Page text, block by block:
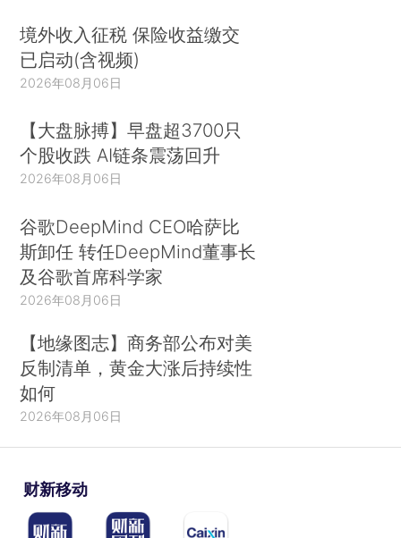
境外收入征税 保险收益缴交
已启动(含视频)
2026年08月06日
【大盘脉搏】早盘超3700只
个股收跌 AI链条震荡回升
2026年08月06日
谷歌DeepMind CEO哈萨比
斯卸任 转任DeepMind董事长
及谷歌首席科学家
2026年08月06日
【地缘图志】商务部公布对美
反制清单，黄金大涨后持续性
如何
2026年08月06日
财新移动